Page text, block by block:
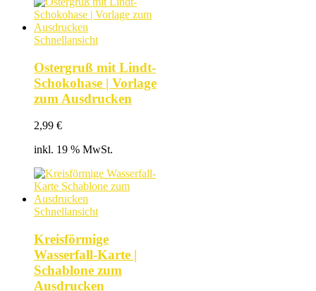
Schnellansicht
Ostergruß mit Lindt-
Schokohase | Vorlage
zum Ausdrucken
2,99 €
inkl. 19 % MwSt.
Schnellansicht
Kreisförmige
Wasserfall-Karte |
Schablone zum
Ausdrucken